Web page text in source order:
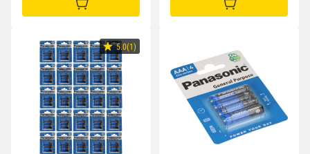
IN DEN WARENKORB IN DEN WARENKORB
5.0(1)